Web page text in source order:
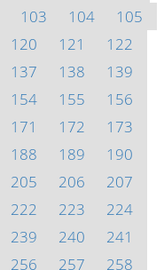
103 104
105
120 121
122
137 138
139
154 155
156
171 172
173
188 189
190
205 206
207
222 223
224
239 240
241
256 257 258